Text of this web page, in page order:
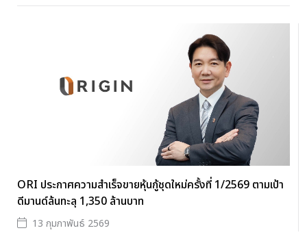
ORI ประกาศความสำเร็จขายหุ้นกู้ชุดใหม่ครั้งที่ 1/2569 ตามเป้า
ดีมานด์ล้นทะลุ 1,350 ล้านบาท
13 กุมภาพันธ์ 2569